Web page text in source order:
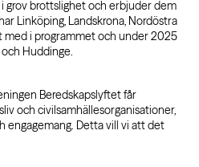
grov brottslighet och erbjuder dem
Linköping, Landskrona, Nordöstra
i programmet och under 2025
Huddinge.
Beredskapslyftet får
och civilsamhällesorganisationer,
engagemang. Detta vill vi att det